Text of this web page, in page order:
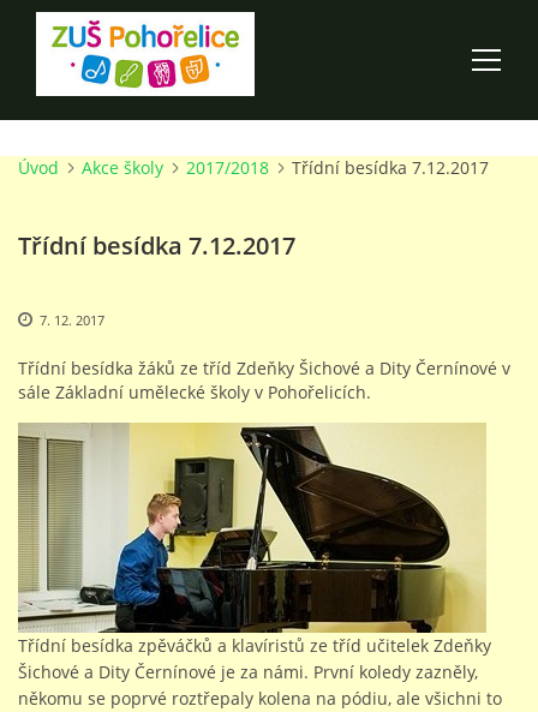
ÚVOD
100 LET ZUŠ POHOŘELICE
AKCE ŠKOLY
O ŠKOLE
PRO RODIČE
TALENTOVÉ ZKOUŠKY
STUDIJNÍ OBORY
GALERIE
Úvod Akce školy 2017/2018 Třídní besídka 7.12.2017
Třídní besídka 7.12.2017
7. 12. 2017
Třídní besídka žáků ze tříd Zdeňky Šichové a Dity Černínové v
sále Základní umělecké školy v Pohořelicích.
Třídní besídka zpěváčků a klavíristů ze tříd učitelek Zdeňky
Šichové a Dity Černínové je za námi. První koledy zazněly,
někomu se poprvé roztřepaly kolena na pódiu, ale všichni to